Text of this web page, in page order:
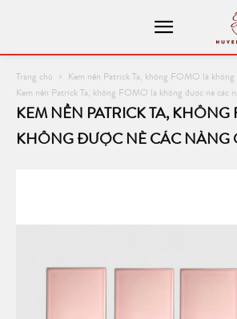
Trang chủ
Kem nền Patrick Ta, không FOMO là không
Kem nền Patrick Ta, không FOMO là không được nè các
KEM NỀN PATRICK TA, KHÔNG
KHÔNG ĐƯỢC NÈ CÁC NÀNG